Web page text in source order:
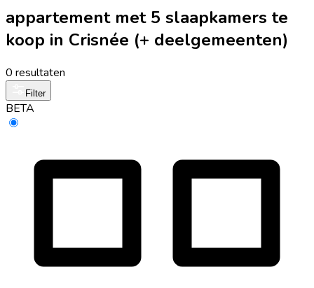
appartement met 5 slaapkamers te
koop in Crisnée (+ deelgemeenten)
0 resultaten
Filter
BETA